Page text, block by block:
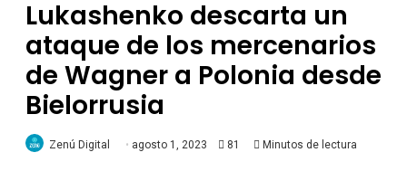
Lukashenko descarta un
ataque de los mercenarios
de Wagner a Polonia desde
Bielorrusia
Zenú Digital agosto 1, 2023 81 Minutos de lectura